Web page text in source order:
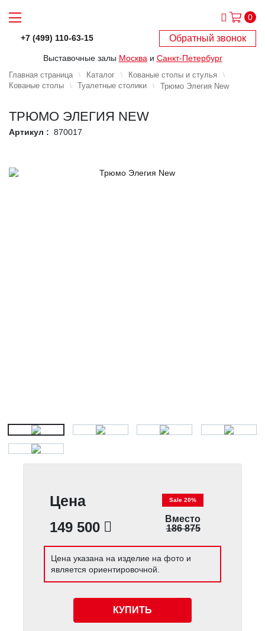
0
+7 (499) 110-63-15 Обратный звонок
Выставочные залы Москва и Санкт-Петербург
Главная страница Каталог
Кованые столы и стулья
Кованые столы
Туалетные столики Трюмо Элегия New
ТРЮМО ЭЛЕГИЯ NEW
Артикул : 870017
Цена
149 500
Sale 20%
Вместо
186 875
Цена указана на изделие на фото и
является ориентировочной.
КУПИТЬ